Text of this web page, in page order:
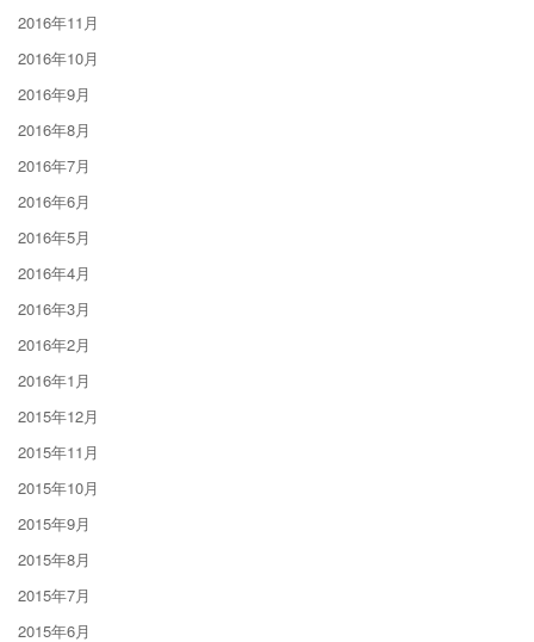
2016年11月
2016年10月
2016年9月
2016年8月
2016年7月
2016年6月
2016年5月
2016年4月
2016年3月
2016年2月
2016年1月
2015年12月
2015年11月
2015年10月
2015年9月
2015年8月
2015年7月
2015年6月